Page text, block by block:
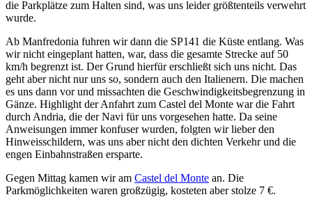
die Parkplätze zum Halten sind, was uns leider größtenteils verwehrt
wurde.
Ab Manfredonia fuhren wir dann die SP141 die Küste entlang. Was
wir nicht eingeplant hatten, war, dass die gesamte Strecke auf 50
km/h begrenzt ist. Der Grund hierfür erschließt sich uns nicht. Das
geht aber nicht nur uns so, sondern auch den Italienern. Die machen
es uns dann vor und missachten die Geschwindigkeitsbegrenzung in
Gänze. Highlight der Anfahrt zum Castel del Monte war die Fahrt
durch Andria, die der Navi für uns vorgesehen hatte. Da seine
Anweisungen immer konfuser wurden, folgten wir lieber den
Hinweisschildern, was uns aber nicht den dichten Verkehr und die
engen Einbahnstraßen ersparte.
Gegen Mittag kamen wir am Castel del Monte an. Die
Parkmöglichkeiten waren großzügig, kosteten aber stolze 7 €.